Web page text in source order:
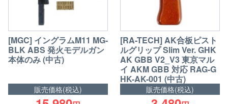
[MGC] イングラムM11 MG-
BLK ABS 発火モデルガン
本体のみ (中古)
販売価格(税込)
[RA-TECH] AK合板ピスト
ルグリップ Slim Ver. GHK
AK GBB V2_V3 東京マル
イ AKM GBB 対応 RAG-G
HK-AK-001 (中古)
販売価格(税込)